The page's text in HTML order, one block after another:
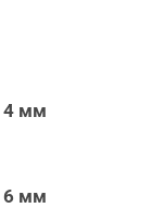
4 мм
6 мм